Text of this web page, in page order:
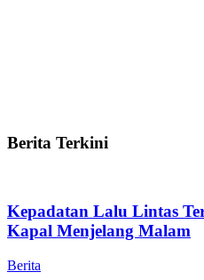
Berita Terkini
Kepadatan Lalu Lintas
Kapal Menjelang Malam
Berita